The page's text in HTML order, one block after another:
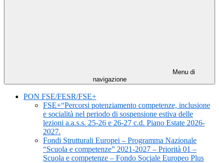
Menu di
navigazione
PON FSE/FESR/FSE+
FSE+“Percorsi potenziamento competenze, inclusione
e socialità nel periodo di sospensione estiva delle
lezioni a.a.s.s. 25-26 e 26-27 c.d. Piano Estate 2026-
2027.
Fondi Strutturali Europei – Programma Nazionale
“Scuola e competenze” 2021-2027 – Priorità 01 –
Scuola e competenze – Fondo Sociale Europeo Plus